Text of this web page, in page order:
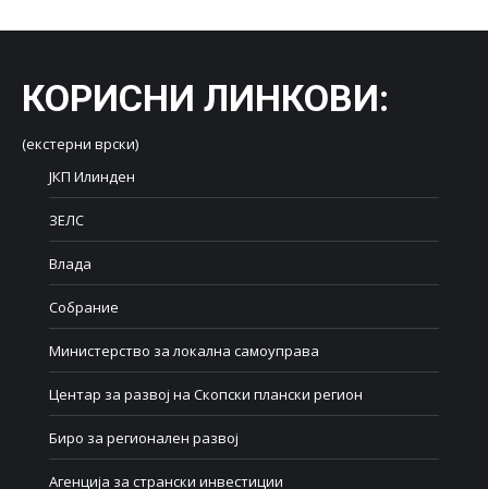
КОРИСНИ ЛИНКОВИ:
(екстерни врски)
ЈКП Илинден
ЗЕЛС
Влада
Собрание
Министерство за локална самоуправа
Центар за развој на Скопски плански регион
Биро за регионален развој
Агенција за странски инвестиции